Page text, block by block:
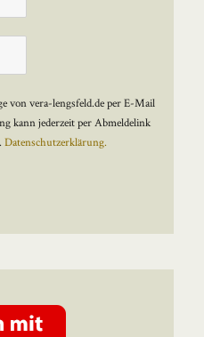
von vera-lengsfeld.de per E-Mail
kann jederzeit per Abmeldelink
Datenschutzerklärung.